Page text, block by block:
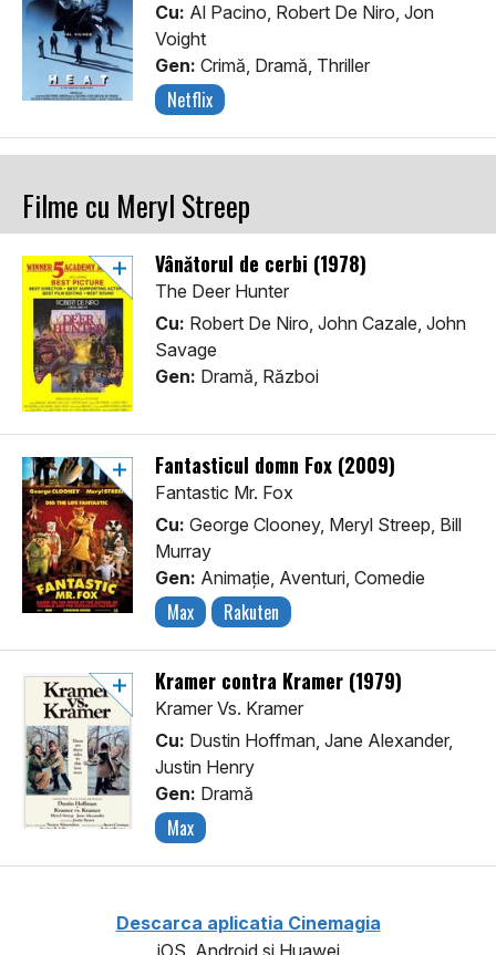
Cu: Al Pacino, Robert De Niro, Jon
Voight
Gen: Crimă, Dramă, Thriller
Netflix
Filme cu Meryl Streep
Vânătorul de cerbi (1978)
The Deer Hunter
Cu: Robert De Niro, John Cazale, John
Savage
Gen: Dramă, Război
Fantasticul domn Fox (2009)
Fantastic Mr. Fox
Cu: George Clooney, Meryl Streep, Bill
Murray
Gen: Animaţie, Aventuri, Comedie
Max Rakuten
Kramer contra Kramer (1979)
Kramer Vs. Kramer
Cu: Dustin Hoffman, Jane Alexander,
Justin Henry
Gen: Dramă
Max
Descarca aplicatia Cinemagia